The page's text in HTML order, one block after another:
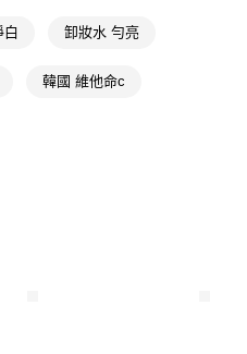
可結帳。
運費
白 卸妝水 勻亮
韓國 維他命c